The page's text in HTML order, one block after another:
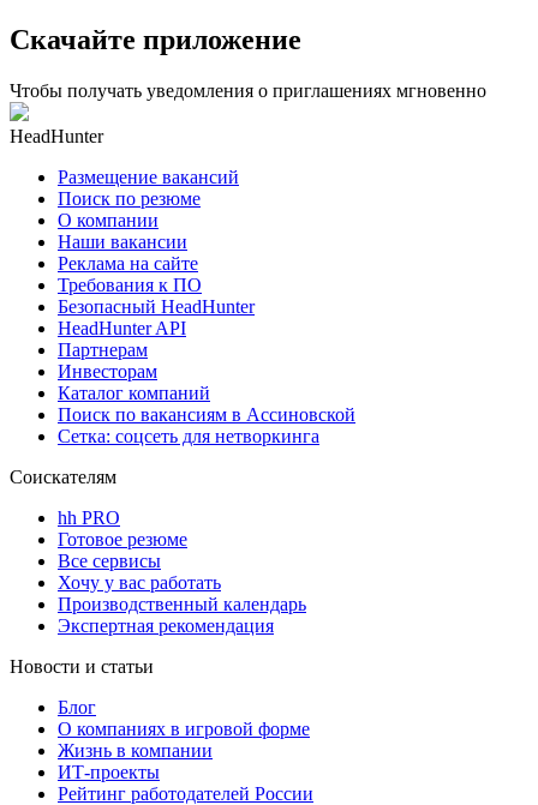
Скачайте приложение
Чтобы получать уведомления о приглашениях мгновенно
HeadHunter
Размещение вакансий
Поиск по резюме
О компании
Наши вакансии
Реклама на сайте
Требования к ПО
Безопасный HeadHunter
HeadHunter API
Партнерам
Инвесторам
Каталог компаний
Поиск по вакансиям в Ассиновской
Сетка: соцсеть для нетворкинга
Соискателям
hh PRO
Готовое резюме
Все сервисы
Хочу у вас работать
Производственный календарь
Экспертная рекомендация
Новости и статьи
Блог
О компаниях в игровой форме
Жизнь в компании
ИТ-проекты
Рейтинг работодателей России